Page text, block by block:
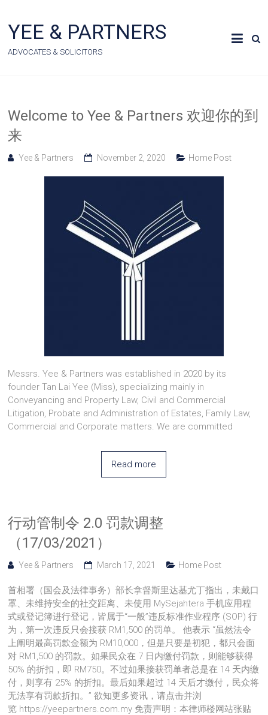
content
YEE & PARTNERS
ADVOCATES & SOLICITORS
Welcome to Yee & Partners 欢迎你的到
来
Yee & Partners November 2, 2020 Home Post
Messrs. Yee & Partners was established in 2020 by its
founder Tan Lai Yee (Miss), specializing mainly in
Conveyancing and Property Law, Civil and Commercial
Litigation, Probate and Administration of Estates, Family Law,
Commercial and Corporate matters. We are committed
Read more
行动管制令 2.0 罚款调整
（17/03/2021）
Yee & Partners March 17, 2021 Home Post
首相署（国会及法律事务）部长拿督斯里达基尤丁指出，未戴口
罩、未维持安全的社交距离、未使用 MySejahtera 手机应用程
式或登记簿进行登记，皆属于“一般”违反标准作业程序 (SOP) 行
为，第一次违反只会接获 RM1,500 的罚单。 他表示 “虽然法令
上阐明最高罚款金额为 RM10,000，但是只要是初犯，都只会面
对 RM1,500 的罚款。如果民众在 7 日内缴付罚款，则能够获得
50% 的折扣，即 RM750。不过如果接获罚单者总是在 14 天内缴
付，则享有 25% 的折扣。最后如果超过 14 天后才缴付，民众将
无法享有罚款折扣。” 欲知更多资讯，请点击并浏
览 https://yeepartners.com.my 免责声明：本律师楼网站张贴